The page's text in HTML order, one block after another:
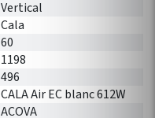
Vertical
Cala
60
1198
496
CALA Air EC blanc 612W
ACOVA